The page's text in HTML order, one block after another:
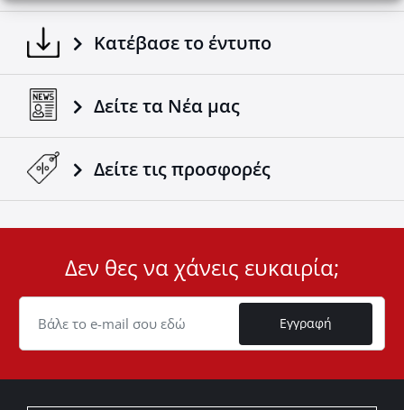
Κατέβασε το έντυπο
Δείτε τα Νέα μας
Δείτε τις προσφορές
ID
Cookie
Δεν θες να χάνεις ευκαιρία;
Εγγραφή